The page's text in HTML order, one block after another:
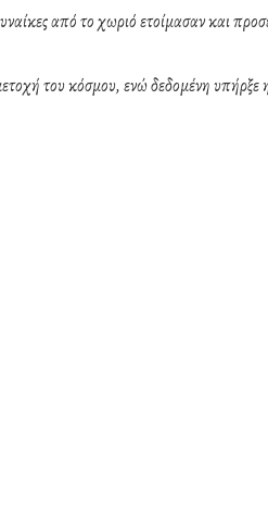
από το χωριό ετοίμασαν και
του κόσμου, ενώ δεδομένη υπήρξε